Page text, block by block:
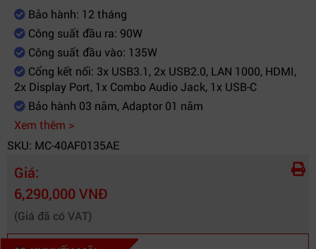
Cổng video
2 x HDMI
Yêu cầu driver
Có sẵn trên một số dòng laptop
ThinkPad
Nút nguồn
Có
Bảo hành: 12 tháng
Công suất đầu ra: 90W
Công suất đầu vào: 135W
Cổng kết nối: 3x USB3.1, 2x USB2.0, LAN 1000, HDMI,
2x Display Port, 1x Combo Audio Jack, 1x USB-C
Bảo hành 03 năm, Adaptor 01 năm
Xem thêm >
SKU: MC-40AF0135AE
Giá:
6,290,000 VNĐ
(Giá đã có VAT)